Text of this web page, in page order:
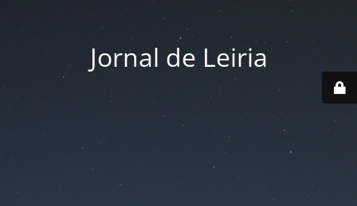
Jornal de Leiria